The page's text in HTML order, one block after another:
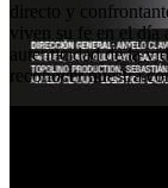
directo y
viven su fe en el día
autenticidad de la
reconocer nuestra